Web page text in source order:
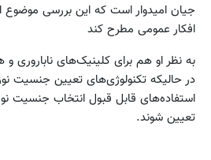
جیان امیدوار است که این بررسی موضوع
افکار عمومی مطرح کند
به نظر او هم برای کلینیک‌های
در حالیکه تکنولوژی‌های تعیین جنسیت
استفاده‌های قابل قبول انتخاب جنسیت
تعیین شوند.